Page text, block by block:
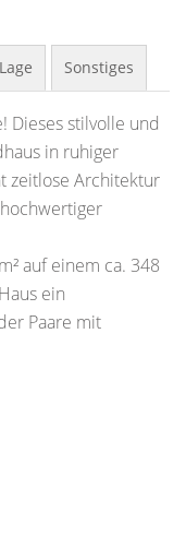
Lage Sonstiges
Dieses stilvolle und
in ruhiger
zeitlose Architektur
auf einem ca. 348
ein
Paare mit